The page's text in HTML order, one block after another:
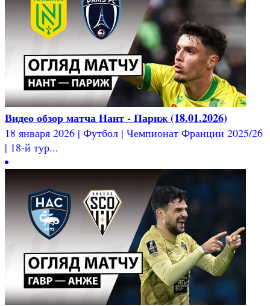
Видео обзор матча Нант - Париж (18.01.2026)
18 января 2026 | Футбол | Чемпионат Франции 2025/26
| 18-й тур...